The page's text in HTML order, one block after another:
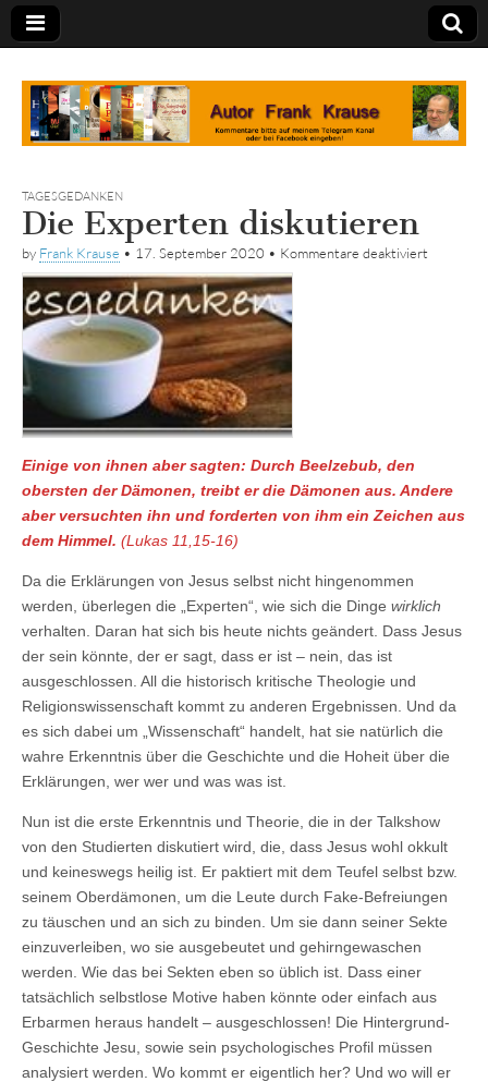
Tagebuch
TAGESGEDANKEN
Die Experten diskutieren
by Frank Krause • 17. September 2020 • Kommentare deaktiviert
Einige von ihnen aber sagten: Durch Beelzebub, den
obersten der Dämonen, treibt er die Dämonen aus. Andere
aber versuchten ihn und forderten von ihm ein Zeichen aus
dem Himmel. (Lukas 11,15-16)
Da die Erklärungen von Jesus selbst nicht hingenommen
werden, überlegen die „Experten“, wie sich die Dinge wirklich
verhalten. Daran hat sich bis heute nichts geändert. Dass Jesus
der sein könnte, der er sagt, dass er ist – nein, das ist
ausgeschlossen. All die historisch kritische Theologie und
Religionswissenschaft kommt zu anderen Ergebnissen. Und da
es sich dabei um „Wissenschaft“ handelt, hat sie natürlich die
wahre Erkenntnis über die Geschichte und die Hoheit über die
Erklärungen, wer wer und was was ist.
Nun ist die erste Erkenntnis und Theorie, die in der Talkshow
von den Studierten diskutiert wird, die, dass Jesus wohl okkult
und keineswegs heilig ist. Er paktiert mit dem Teufel selbst bzw.
seinem Oberdämonen, um die Leute durch Fake-Befreiungen
zu täuschen und an sich zu binden. Um sie dann seiner Sekte
einzuverleiben, wo sie ausgebeutet und gehirngewaschen
werden. Wie das bei Sekten eben so üblich ist. Dass einer
tatsächlich selbstlose Motive haben könnte oder einfach aus
Erbarmen heraus handelt – ausgeschlossen! Die Hintergrund-
Geschichte Jesu, sowie sein psychologisches Profil müssen
analysiert werden. Wo kommt er eigentlich her? Und wo will er